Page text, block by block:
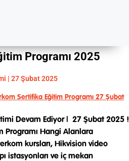
Programı 2025
| 27 Şubat 2025
Devam Ediyor | 27 Şubat 2025 !
Programı Hangi Alanlara
kursları, Hikvision video
istasyonları ve iç mekan